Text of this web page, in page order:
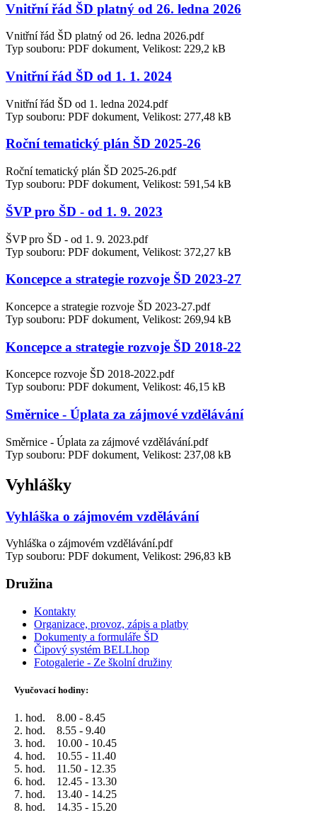
Vnitřní řád ŠD platný od 26. ledna 2026
Vnitřní řád ŠD platný od 26. ledna 2026.pdf
Typ souboru: PDF dokument, Velikost: 229,2 kB
Vnitřní řád ŠD od 1. 1. 2024
Vnitřní řád ŠD od 1. ledna 2024.pdf
Typ souboru: PDF dokument, Velikost: 277,48 kB
Roční tematický plán ŠD 2025-26
Roční tematický plán ŠD 2025-26.pdf
Typ souboru: PDF dokument, Velikost: 591,54 kB
ŠVP pro ŠD - od 1. 9. 2023
ŠVP pro ŠD - od 1. 9. 2023.pdf
Typ souboru: PDF dokument, Velikost: 372,27 kB
Koncepce a strategie rozvoje ŠD 2023-27
Koncepce a strategie rozvoje ŠD 2023-27.pdf
Typ souboru: PDF dokument, Velikost: 269,94 kB
Koncepce a strategie rozvoje ŠD 2018-22
Koncepce rozvoje ŠD 2018-2022.pdf
Typ souboru: PDF dokument, Velikost: 46,15 kB
Směrnice - Úplata za zájmové vzdělávání
Směrnice - Úplata za zájmové vzdělávání.pdf
Typ souboru: PDF dokument, Velikost: 237,08 kB
Vyhlášky
Vyhláška o zájmovém vzdělávání
Vyhláška o zájmovém vzdělávání.pdf
Typ souboru: PDF dokument, Velikost: 296,83 kB
Družina
Kontakty
Organizace, provoz, zápis a platby
Dokumenty a formuláře ŠD
Čipový systém BELLhop
Fotogalerie - Ze školní družiny
Vyučovací hodiny:
1. hod. 8.00 - 8.45
2. hod. 8.55 - 9.40
3. hod. 10.00 - 10.45
4. hod. 10.55 - 11.40
5. hod. 11.50 - 12.35
6. hod. 12.45 - 13.30
7. hod. 13.40 - 14.25
8. hod. 14.35 - 15.20